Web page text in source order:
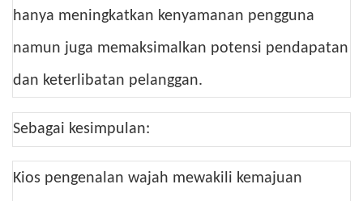
hanya meningkatkan kenyamanan pengguna
namun juga memaksimalkan potensi pendapatan
dan keterlibatan pelanggan.
Sebagai kesimpulan:
Kios pengenalan wajah mewakili kemajuan